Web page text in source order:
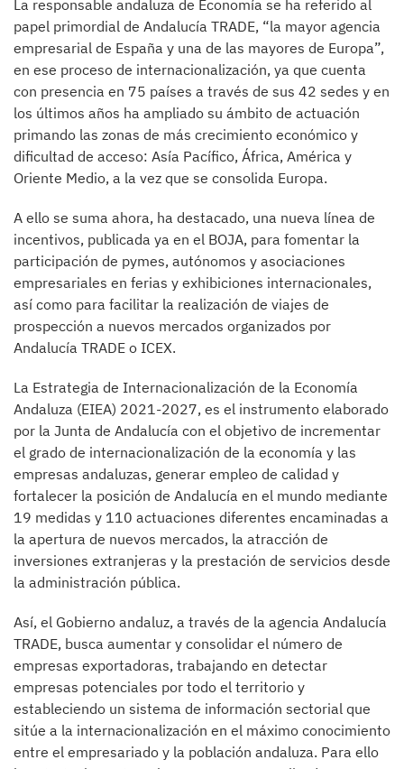
La responsable andaluza de Economía se ha referido al
papel primordial de Andalucía TRADE, “la mayor agencia
empresarial de España y una de las mayores de Europa”,
en ese proceso de internacionalización, ya que cuenta
con presencia en 75 países a través de sus 42 sedes y en
los últimos años ha ampliado su ámbito de actuación
primando las zonas de más crecimiento económico y
dificultad de acceso: Asía Pacífico, África, América y
Oriente Medio, a la vez que se consolida Europa.
A ello se suma ahora, ha destacado, una nueva línea de
incentivos, publicada ya en el BOJA, para fomentar la
participación de pymes, autónomos y asociaciones
empresariales en ferias y exhibiciones internacionales,
así como para facilitar la realización de viajes de
prospección a nuevos mercados organizados por
Andalucía TRADE o ICEX.
La Estrategia de Internacionalización de la Economía
Andaluza (EIEA) 2021-2027, es el instrumento elaborado
por la Junta de Andalucía con el objetivo de incrementar
el grado de internacionalización de la economía y las
empresas andaluzas, generar empleo de calidad y
fortalecer la posición de Andalucía en el mundo mediante
19 medidas y 110 actuaciones diferentes encaminadas a
la apertura de nuevos mercados, la atracción de
inversiones extranjeras y la prestación de servicios desde
la administración pública.
Así, el Gobierno andaluz, a través de la agencia Andalucía
TRADE, busca aumentar y consolidar el número de
empresas exportadoras, trabajando en detectar
empresas potenciales por todo el territorio y
estableciendo un sistema de información sectorial que
sitúe a la internacionalización en el máximo conocimiento
entre el empresariado y la población andaluza. Para ello